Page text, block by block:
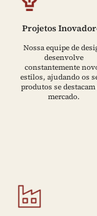
Projetos
Nossa equipe de
desenvolve
constantemente
estilos, ajudando os
produtos se
mercado.